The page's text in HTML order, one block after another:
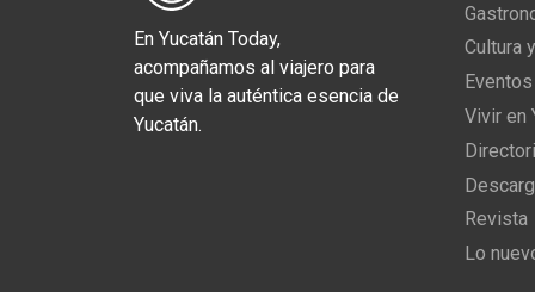
En Yucatán Today,
acompañamos al viajero para
que viva la auténtica esencia de
Yucatán.
Cultura
Vivir en
Revista
Lo